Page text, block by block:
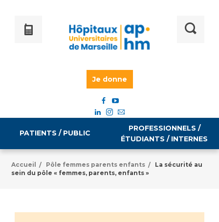
Je donne
PATIENTS / PUBLIC
Informations pratiques
PROFESSIONNELS /
ÉTUDIANTS / INTERNES
Égalité professionnelle
Accueil / Pôle femmes parents enfants /
La sécurité au
sein du pôle « femmes, parents, enfants »